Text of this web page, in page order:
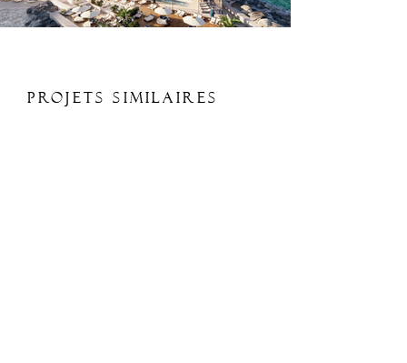
Projets Similaires